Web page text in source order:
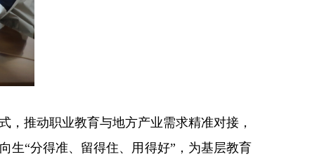
推动职业教育与地方产业需求精准对接，
生“分得准、留得住、用得好”，为基层教育